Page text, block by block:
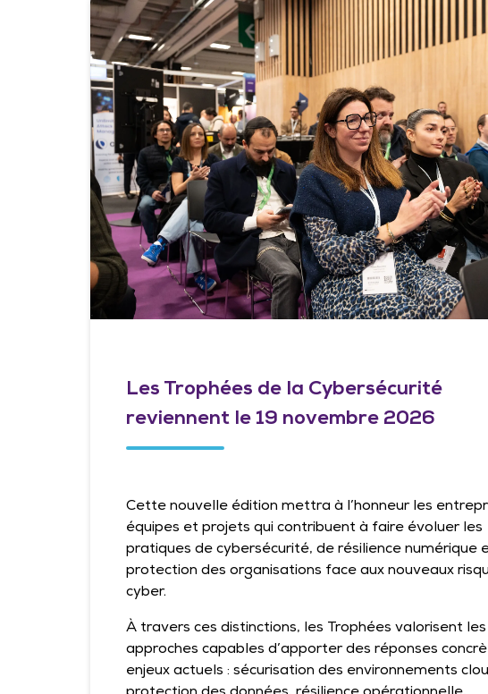
Les Trophées de la Cybersécurité
reviennent le 19 novembre 2026
Cette nouvelle édition mettra à l’honneur les
équipes et projets qui contribuent à faire évoluer les
pratiques de cybersécurité, de résilience numérique
protection des organisations face aux nouveaux
cyber.
À travers ces distinctions, les Trophées valorisent les
approches capables d’apporter des réponses
enjeux actuels : sécurisation des environnements